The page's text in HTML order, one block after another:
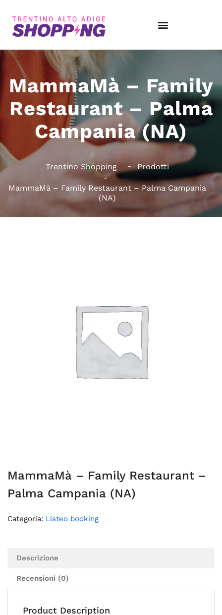
MammaMà – Family
Restaurant – Palma
Campania (NA)
Trentino Shopping Prodotti
MammaMà – Family Restaurant – Palma Campania
(NA)
MammaMà – Family Restaurant –
Palma Campania (NA)
Categoria: Listeo booking
Descrizione
Recensioni (0)
Product Description